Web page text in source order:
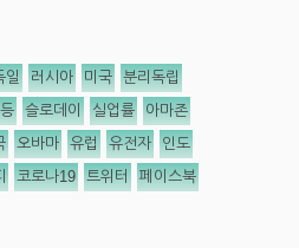
일 러시아 미국 분리독립
슬로데이 실업률 아마존
오바마 유럽 유전자 인도
코로나19 트위터 페이스북